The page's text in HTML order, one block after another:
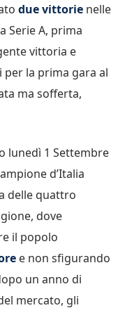
due vittorie nelle
Serie A, prima
vittoria e
per la prima gara al
ma sofferta,
lunedì 1 Settembre
d’Italia
delle quattro
dove
il popolo
e non sfigurando
un anno di
mercato, gli